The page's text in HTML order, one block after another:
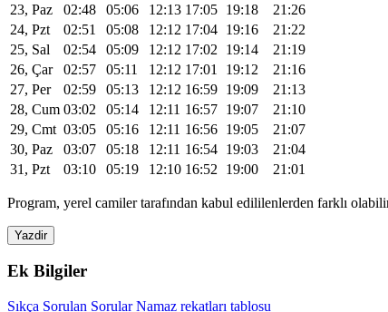
23, Paz
02:48 05:06 12:13 17:05 19:18
21:26
24, Pzt
02:51 05:08 12:12 17:04 19:16
21:22
25, Sal
02:54 05:09 12:12 17:02 19:14
21:19
26, Çar
02:57 05:11 12:12 17:01 19:12
21:16
27, Per
02:59 05:13 12:12 16:59 19:09
21:13
28, Cum 03:02 05:14 12:11 16:57 19:07
21:10
29, Cmt 03:05 05:16 12:11 16:56 19:05
21:07
30, Paz
03:07 05:18 12:11 16:54 19:03
21:04
31, Pzt
03:10 05:19 12:10 16:52 19:00 21:01
Program, yerel camiler tarafından kabul edililenlerden farklı
Yazdir
Ek Bilgiler
Sıkça Sorulan Sorular Namaz rekatları tablosu